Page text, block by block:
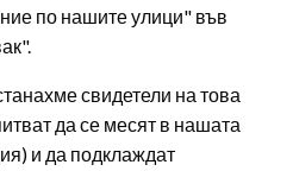
по нашите улици" във
свидетели на това
да се месят в нашата
и да подклаждат